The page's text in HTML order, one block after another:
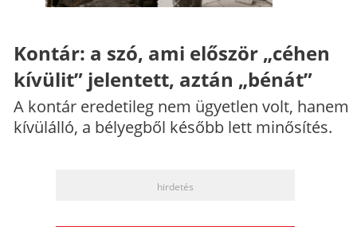
Kontár: a szó, ami először „céhen
kívülit” jelentett, aztán „bénát”
A kontár eredetileg nem ügyetlen volt, hanem
kívülálló, a bélyegből később lett minősítés.
hirdetés